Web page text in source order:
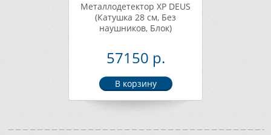
Металлодетектор XP DEUS
(Катушка 28 см, Без
наушников, Блок)
57150 р.